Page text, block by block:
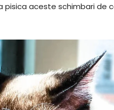
pisica aceste schimbari